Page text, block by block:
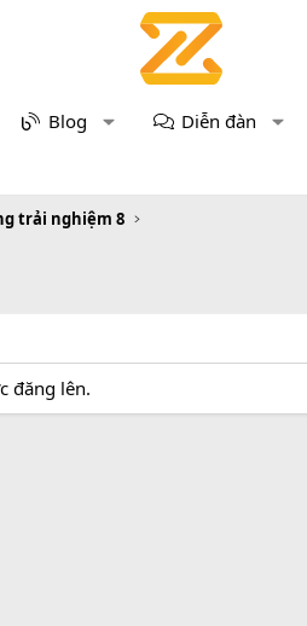
Blog Diễn đàn
trải nghiệm 8
đăng lên.